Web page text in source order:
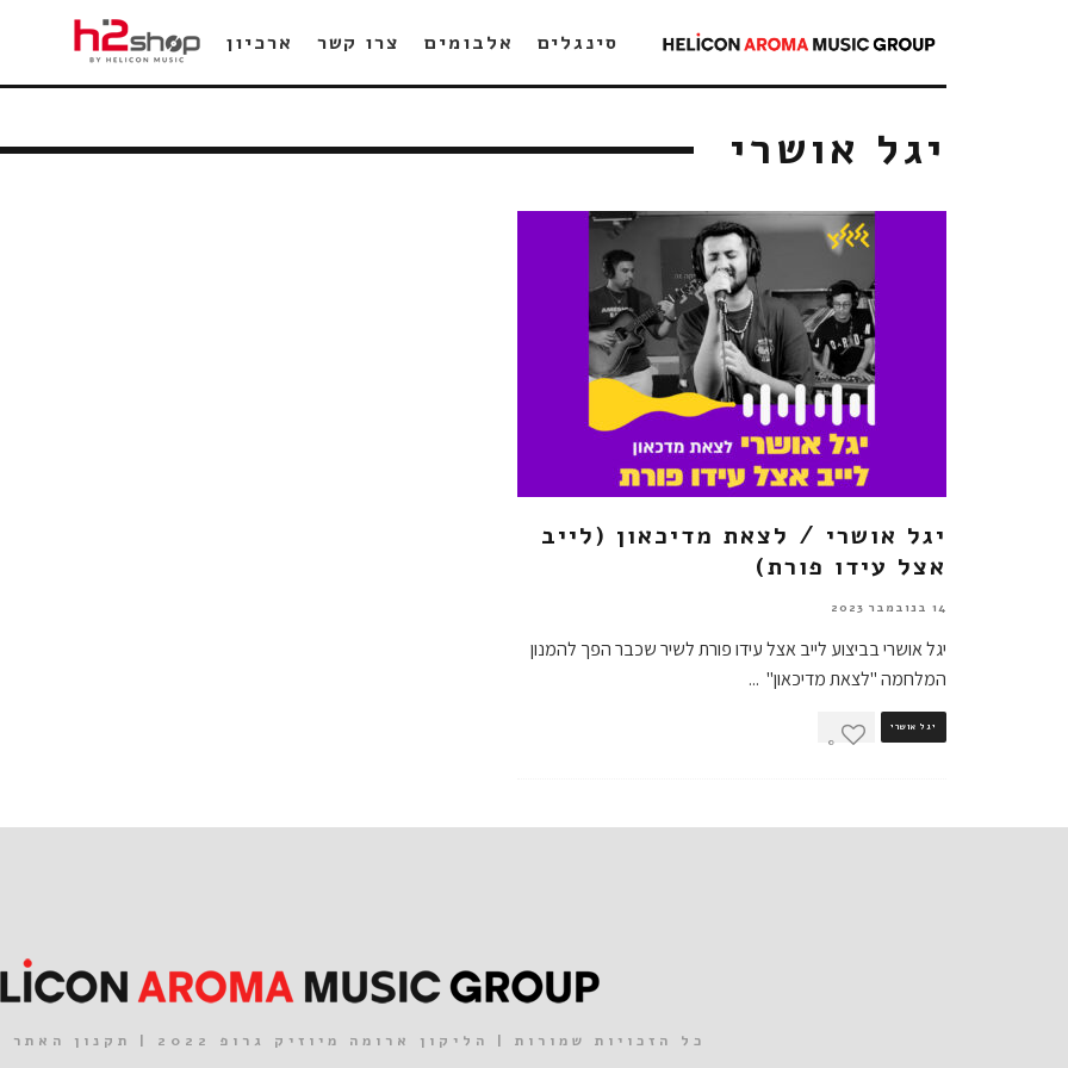
סינגלים אלבומים צרו קשר ארכיון
יגל אושרי
יגל אושרי / לצאת מדיכאון (לייב
אצל עידו פורת)
14 בנובמבר 2023
יגל אושרי בביצוע לייב אצל עידו פורת לשיר שכבר הפך להמנון
המלחמה "לצאת מדיכאון" ...
יגל אושרי
0
כל הזכויות שמורות | הליקון ארומה מיוזיק גרופ 2022 | תקנון האתר